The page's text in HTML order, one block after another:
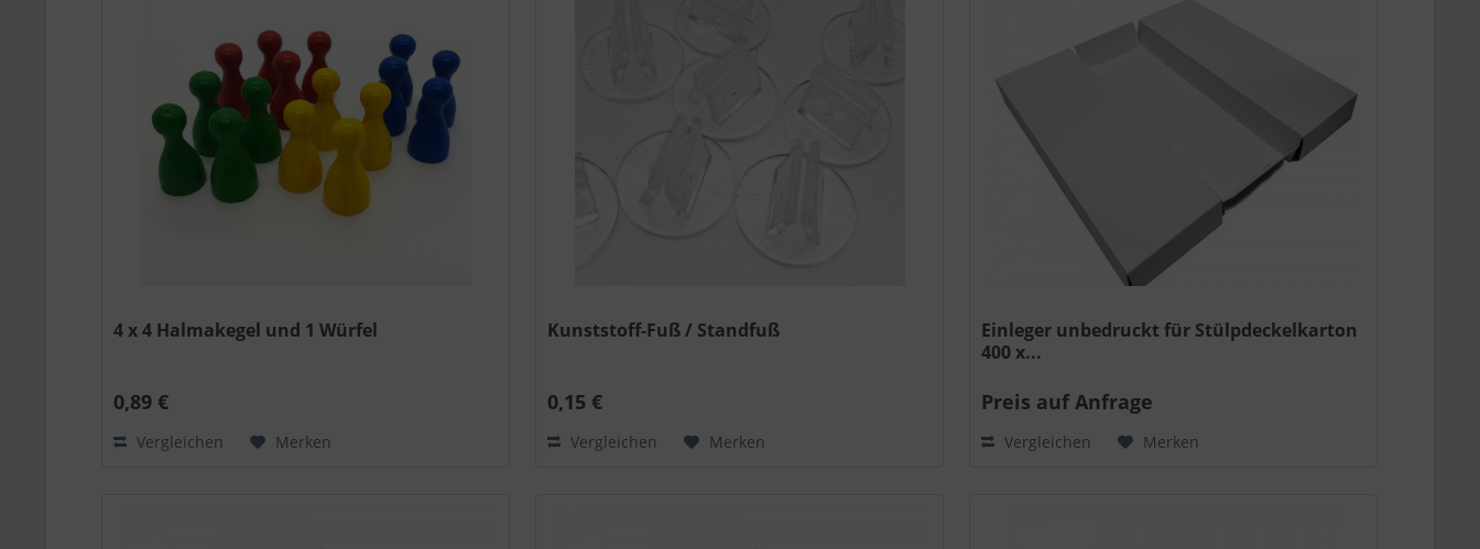
4 x 4 Halmakegel und 1 Würfel
0,89 €
Vergleichen Merken
Kunststoff-Fuß / Standfuß
0,15 €
Vergleichen Merken
Einleger unbedruckt für Stülpdeckelkarton
400 x...
Preis auf Anfrage
Vergleichen Merken